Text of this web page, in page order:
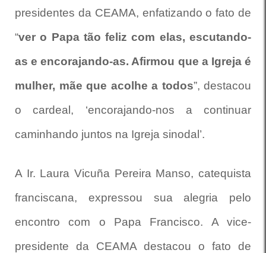
presidentes da CEAMA, enfatizando o fato de
“ver o Papa tão feliz com elas, escutando-
as e encorajando-as. Afirmou que a Igreja é
mulher, mãe que acolhe a todos”, destacou
o cardeal, ‘encorajando-nos a continuar
caminhando juntos na Igreja sinodal’.
A Ir. Laura Vicuña Pereira Manso, catequista
franciscana, expressou sua alegria pelo
encontro com o Papa Francisco. A vice-
presidente da CEAMA destacou o fato de